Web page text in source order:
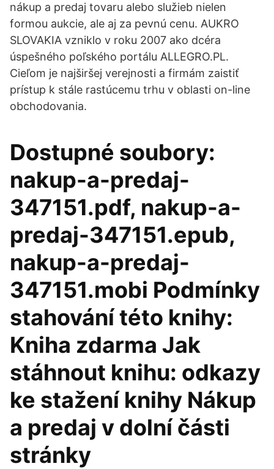
nákup a predaj tovaru alebo služieb nielen
formou aukcie, ale aj za pevnú cenu. AUKRO
SLOVAKIA vzniklo v roku 2007 ako dcéra
úspešného poľského portálu ALLEGRO.PL.
Cieľom je najširšej verejnosti a firmám zaistiť
prístup k stále rastúcemu trhu v oblasti on-line
obchodovania.
Dostupné soubory:
nakup-a-predaj-
347151.pdf, nakup-a-
predaj-347151.epub,
nakup-a-predaj-
347151.mobi Podmínky
stahování této knihy:
Kniha zdarma Jak
stáhnout knihu: odkazy
ke stažení knihy Nákup
a predaj v dolní části
stránky